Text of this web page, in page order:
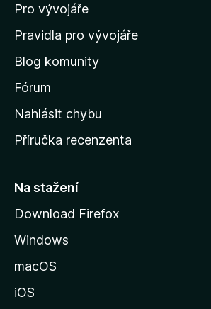
o
m
v
s
k
u
t
á
n
M
Pro vývojáře
Pravidla pro vývojáře
Blog komunity
Fórum
Nahlásit chybu
Příručka recenzenta
Na stažení
Download Firefox
Windows
macOS
iOS